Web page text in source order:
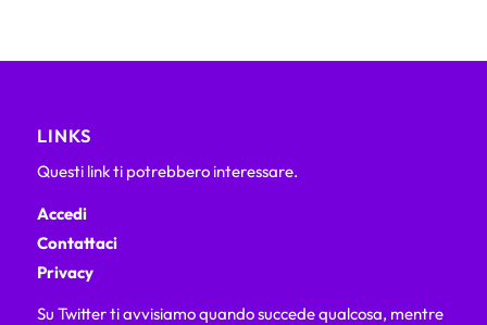
LINKS
Questi link ti potrebbero interessare.
Accedi
Contattaci
Privacy
Su Twitter ti avvisiamo quando succede qualcosa, mentre